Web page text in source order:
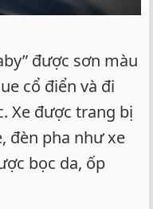
được sơn màu
cổ điển và đi
Xe được trang bị
đèn pha như xe
bọc da, ốp